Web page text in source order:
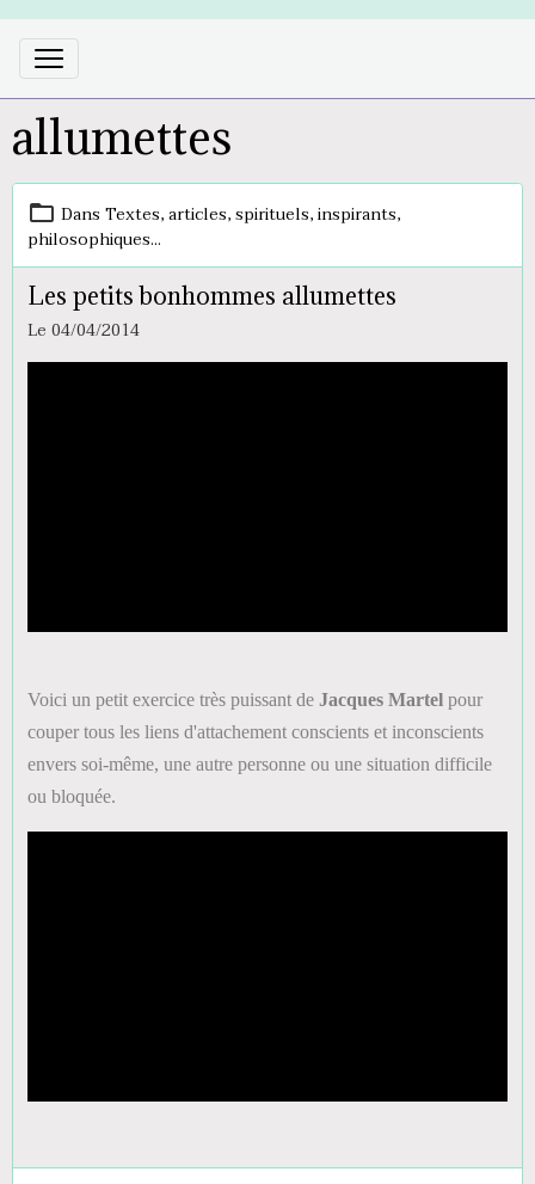
allumettes
Dans Textes, articles, spirituels, inspirants,
philosophiques...
Les petits bonhommes allumettes
Le 04/04/2014
Voici un petit exercice très puissant de Jacques Martel pour
couper tous les liens d'attachement conscients et inconscients
envers soi-même, une autre personne ou une situation difficile
ou bloquée.